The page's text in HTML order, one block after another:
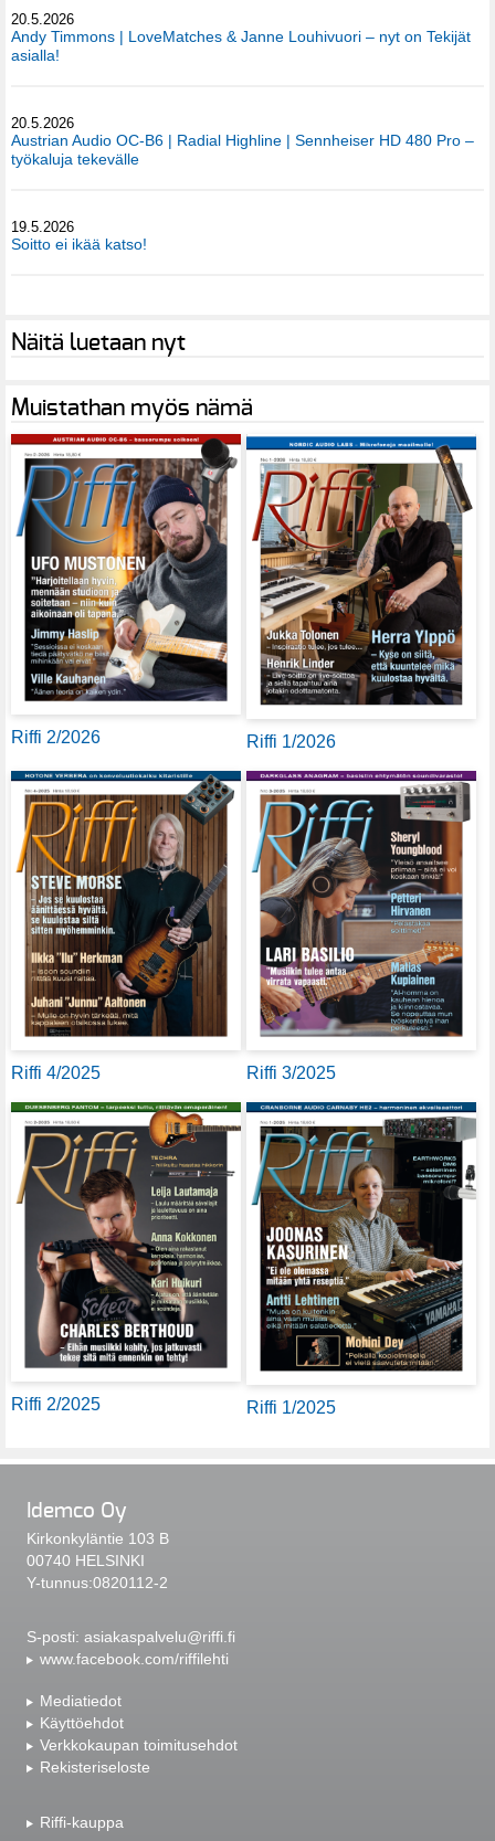
20.5.2026
Andy Timmons | LoveMatches & Janne Louhivuori – nyt on Tekijät
asialla!
20.5.2026
Austrian Audio OC-B6 | Radial Highline | Sennheiser HD 480 Pro –
työkaluja tekevälle
19.5.2026
Soitto ei ikää katso!
Näitä luetaan nyt
Muistathan myös nämä
Riffi 2/2026 Riffi 1/2026
Riffi 4/2025 Riffi 3/2025
Riffi 2/2025 Riffi 1/2025
Idemco Oy
Kirkonkyläntie 103 B
00740 HELSINKI
Y-tunnus:0820112-2
S-posti: asiakaspalvelu@riffi.fi
www.facebook.com/riffilehti
Mediatiedot
Käyttöehdot
Verkkokaupan toimitusehdot
Rekisteriseloste
Riffi-kauppa